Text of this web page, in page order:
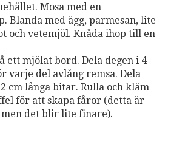
Mosa med en
Blanda med ägg, parmesan, lite
och vetemjöl. Knåda ihop till en
ett mjölat bord. Dela degen i 4
varje del avlång remsa. Dela
cm långa bitar. Rulla och kläm
för att skapa fåror (detta är
men det blir lite finare).